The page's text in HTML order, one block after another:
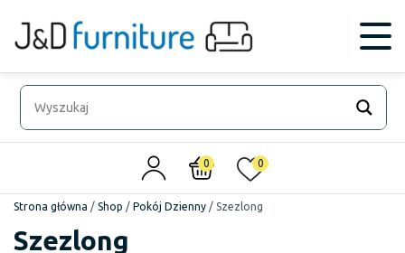
0 0
Strona główna / Shop / Pokój Dzienny / Szezlong
Szezlong